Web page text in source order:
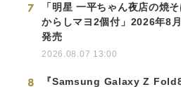
7
「明星 一平ちゃん夜店の焼
からしマヨ2個付」2026年8
発売
2026.08.07 13:00
8
『Samsung Galaxy Z